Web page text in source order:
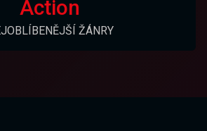
Action
ŽÁNRY